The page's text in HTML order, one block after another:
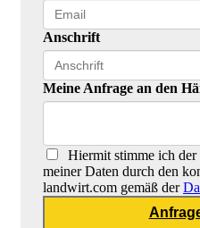
Anschrift
Meine Anfrage an den
Hiermit stimme ich
meiner Daten durch den
landwirt.com gemäß der